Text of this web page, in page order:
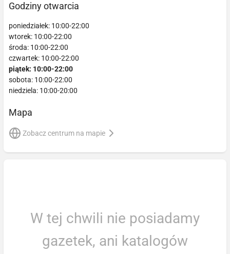
Godziny otwarcia
poniedziałek: 10:00-22:00
wtorek: 10:00-22:00
środa: 10:00-22:00
czwartek: 10:00-22:00
piątek: 10:00-22:00
sobota: 10:00-22:00
niedziela: 10:00-20:00
Mapa
Zobacz centrum na mapie
W tej chwili nie posiadamy
gazetek, ani katalogów